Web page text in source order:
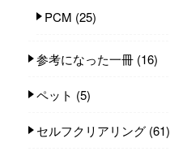
PCM (25)
参考になった一冊 (16)
ペット (5)
セルフクリアリング (61)